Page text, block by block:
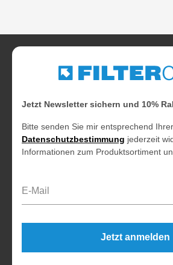
Jetzt Newsletter sichern und 10%
Bitte senden Sie mir entsprechend Ihrer
Datenschutzbestimmung jederzeit
Informationen zum Produktsortiment
Jetzt anmelden